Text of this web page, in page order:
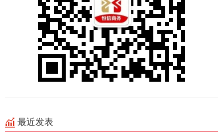
最近发表